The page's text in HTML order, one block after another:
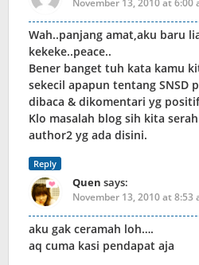
November 13, 2010 at 6:00
Wah..panjang amat,aku baru
kekeke..peace..
Bener banget tuh kata kamu
sekecil apapun tentang SNSD
dibaca & dikomentari yg
Klo masalah blog sih kita
author2 yg ada disini.
Reply
Quen says:
November 13, 2010 at 8:53
aku gak ceramah loh….
aq cuma kasi pendapat aja